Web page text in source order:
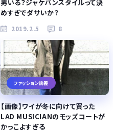
男いる？ジャケパンスタイルって決
めすぎでダサいか？
2019.2.5 8
ファッション談義
【画像】ワイが冬に向けて買った
LAD MUSICIANのモッズコートが
かっこよすぎる